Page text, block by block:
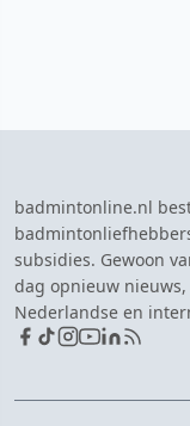
badmintonline.nl
subsidies. Gewoon
dag opnieuw
Nederlandse en